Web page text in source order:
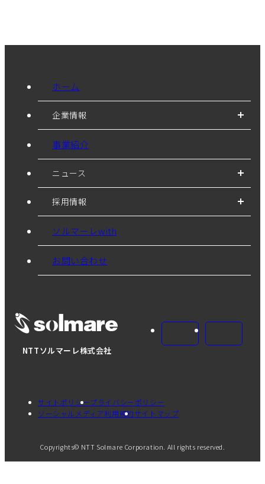
NTTソルマーレ株式会社
ホーム
企業情報
事業紹介
ニュース
採用情報
ソルマーレwith
お問い合わせ
サイトポリシープライバシーポリシー
ソーシャルメディア利用規約サイトマップ
Copyrights© NTT Solmare Corporation. All rights reserved.